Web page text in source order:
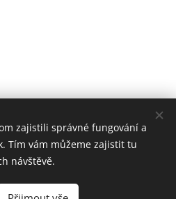
| Všechna práva vyhrazena
zajistili správné fungování a
Tím vám můžeme zajistit tu
návštěvě.